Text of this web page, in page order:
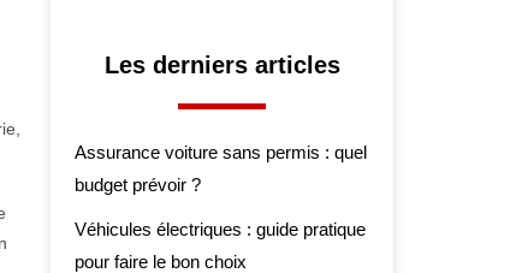
Les derniers articles
Assurance voiture sans permis : quel
budget prévoir ?
Véhicules électriques : guide pratique
pour faire le bon choix